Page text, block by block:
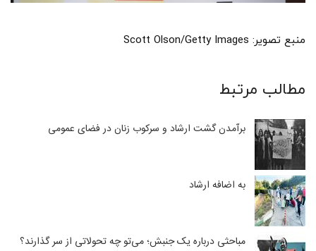
منبع تصویر: Scott Olson/Getty Images
مطالب مرتبط
برآمدن گشت ارشاد و سرکوب زنان در فضای عمومی
به اضافه ارشاد
مباحثی درباره‌ یک جنبش؛ می‌تو چه تحولاتی از سر گذارند؟